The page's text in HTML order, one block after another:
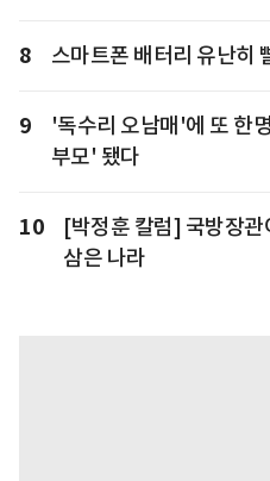
8 스마트폰 배터리 유난히
9
'독수리 오남매'에 또 한
부모' 됐다
10
[박정훈 칼럼] 국방장
삼은 나라